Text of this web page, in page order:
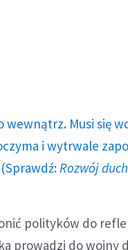
wewnątrz. Musi się
i wytrwale
Rozwój
polityków do
prowadzi do wojny